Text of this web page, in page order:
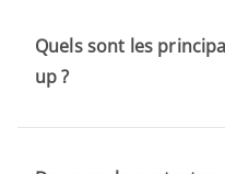
Quels sont les
up ?